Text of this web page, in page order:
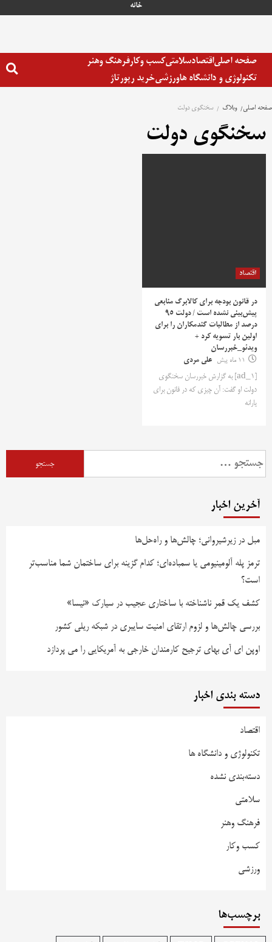
خانه
صفحه اصلیاقتصادسلامتیکسب وکارفرهنگ وهنر
تکنولوژی و دانشگاه هاورزشیخرید رپورتاژ
صفحه اصلی وبلاگ سخنگوی دولت
سخنگوی دولت
اقتصاد
در قانون بودجه برای کالابرگ منابعی
پیش‌بینی نشده است / دولت 95
درصد از مطالبات گندمکاران را برای
اولین بار تسویه کرد +
ویدئو_خبررسان
11 ماه پیش
علی مردی
[ad_1] به گزارش خبررسان سخنگوی
دولت او گفت: آن چیزی که در قانون برای
یارانه
جستجو
برای:
آخرین اخبار
مبل در زیرشیروانی؛ چالش‌ها و راه‌حل‌ها
ترمز پله آلومینیومی یا سمباده‌ای؛ کدام گزینه برای ساختمان شما مناسب‌تر
است؟
کشف یک قمر ناشناخته با ساختاری عجیب در سیارک «نیسا»
بررسی چالش‌ها و لزوم ارتقای امنیت سایبری در شبکه ریلی کشور
اوپن ای آی بهای ترجیح کارمندان خارجی به آمریکایی را می پردازد
دسته بندی اخبار
اقتصاد
تکنولوژی و دانشگاه ها
دسته‌بندی نشده
سلامتی
فرهنگ وهنر
کسب وکار
ورزشی
برچسب‌ها